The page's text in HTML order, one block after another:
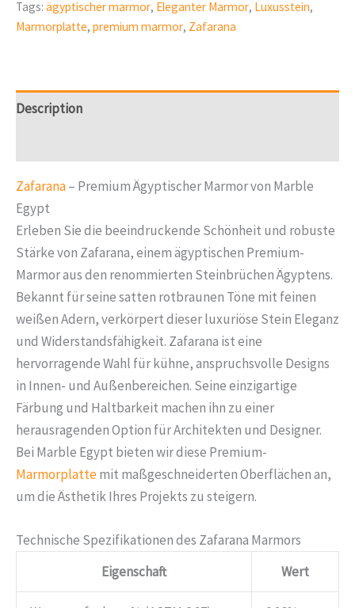
Tags: ägyptischer marmor, Eleganter Marmor, Luxusstein,
Marmorplatte, premium marmor, Zafarana
Description
Zafarana– Premium Ägyptischer Marmor von Marble
Egypt
Erleben Sie die beeindruckende Schönheit und robuste
Stärke von Zafarana, einem ägyptischen Premium-
Marmor aus den renommierten Steinbrüchen Ägyptens.
Bekannt für seine satten rotbraunen Töne mit feinen
weißen Adern, verkörpert dieser luxuriöse Stein Eleganz
und Widerstandsfähigkeit. Zafarana ist eine
hervorragende Wahl für kühne, anspruchsvolle Designs
in Innen- und Außenbereichen. Seine einzigartige
Färbung und Haltbarkeit machen ihn zu einer
herausragenden Option für Architekten und Designer.
Bei Marble Egypt bieten wir diese Premium-
Marmorplattemit maßgeschneiderten Oberflächen an,
um die Ästhetik Ihres Projekts zu steigern.
Technische Spezifikationen des Zafarana Marmors
Eigenschaft
Wert